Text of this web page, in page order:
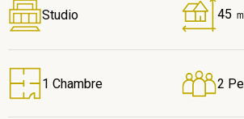
Studio 45
1 Chambre 2